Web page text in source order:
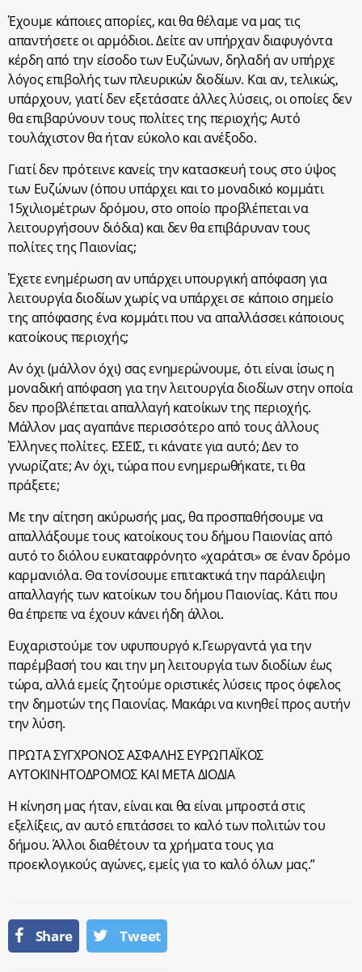
Έχουμε κάποιες απορίες, και θα θέλαμε να μας τις
απαντήσετε οι αρμόδιοι. Δείτε αν υπήρχαν διαφυγόντα
κέρδη από την είσοδο των Ευζώνων, δηλαδή αν υπήρχε
λόγος επιβολής των πλευρικών διοδίων. Και αν, τελικώς,
υπάρχουν, γιατί δεν εξετάσατε άλλες λύσεις, οι οποίες δεν
θα επιβαρύνουν τους πολίτες της περιοχής; Αυτό
τουλάχιστον θα ήταν εύκολο και ανέξοδο.
Γιατί δεν πρότεινε κανείς την κατασκευή τους στο ύψος
των Ευζώνων (όπου υπάρχει και το μοναδικό κομμάτι
15χιλιομέτρων δρόμου, στο οποίο προβλέπεται να
λειτουργήσουν διόδια) και δεν θα επιβάρυναν τους
πολίτες της Παιονίας;
Έχετε ενημέρωση αν υπάρχει υπουργική απόφαση για
λειτουργία διοδίων χωρίς να υπάρχει σε κάποιο σημείο
της απόφασης ένα κομμάτι που να απαλλάσσει κάποιους
κατοίκους περιοχής;
Αν όχι (μάλλον όχι) σας ενημερώνουμε, ότι είναι ίσως η
μοναδική απόφαση για την λειτουργία διοδίων στην οποία
δεν προβλέπεται απαλλαγή κατοίκων της περιοχής.
Μάλλον μας αγαπάνε περισσότερο από τους άλλους
Έλληνες πολίτες. ΕΣΕΙΣ, τι κάνατε για αυτό; Δεν το
γνωρίζατε; Αν όχι, τώρα που ενημερωθήκατε, τι θα
πράξετε;
Με την αίτηση ακύρωσής μας, θα προσπαθήσουμε να
απαλλάξουμε τους κατοίκους του δήμου Παιονίας από
αυτό το διόλου ευκαταφρόνητο «χαράτσι» σε έναν δρόμο
καρμανιόλα. Θα τονίσουμε επιτακτικά την παράλειψη
απαλλαγής των κατοίκων του δήμου Παιονίας. Κάτι που
θα έπρεπε να έχουν κάνει ήδη άλλοι.
Ευχαριστούμε τον υφυπουργό κ.Γεωργαντά για την
παρέμβασή του και την μη λειτουργία των διοδίων έως
τώρα, αλλά εμείς ζητούμε οριστικές λύσεις προς όφελος
την δημοτών της Παιονίας. Μακάρι να κινηθεί προς αυτήν
την λύση.
ΠΡΩΤΑ ΣΥΓΧΡΟΝΟΣ ΑΣΦΑΛΗΣ ΕΥΡΩΠΑΪΚΟΣ
ΑΥΤΟΚΙΝΗΤΟΔΡΟΜΟΣ ΚΑΙ ΜΕΤΑ ΔΙΟΔΙΑ
Η κίνηση μας ήταν, είναι και θα είναι μπροστά στις
εξελίξεις, αν αυτό επιτάσσει το καλό των πολιτών του
δήμου. Άλλοι διαθέτουν τα χρήματα τους για
προεκλογικούς αγώνες, εμείς για το καλό όλων μας.”
Share Tweet